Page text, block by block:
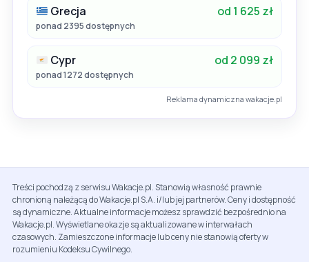
Grecja od 1 625 zł
ponad 2395 dostępnych
Cypr od 2 099 zł
ponad 1272 dostępnych
Reklama dynamiczna wakacje.pl
Treści pochodzą z serwisu Wakacje.pl. Stanowią własność prawnie
chronioną należącą do Wakacje.pl S.A. i/lub jej partnerów. Ceny i dostępność
są dynamiczne. Aktualne informacje możesz sprawdzić bezpośrednio na
Wakacje.pl. Wyświetlane okazje są aktualizowane w interwałach
czasowych. Zamieszczone informacje lub ceny nie stanowią oferty w
rozumieniu Kodeksu Cywilnego.